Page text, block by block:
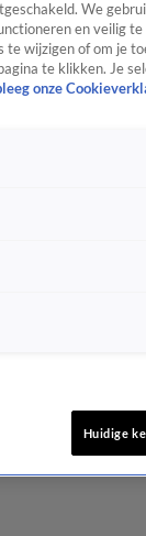
We
en veilig
te wijzigen of om je
te klikken. Je
onze
Huidige